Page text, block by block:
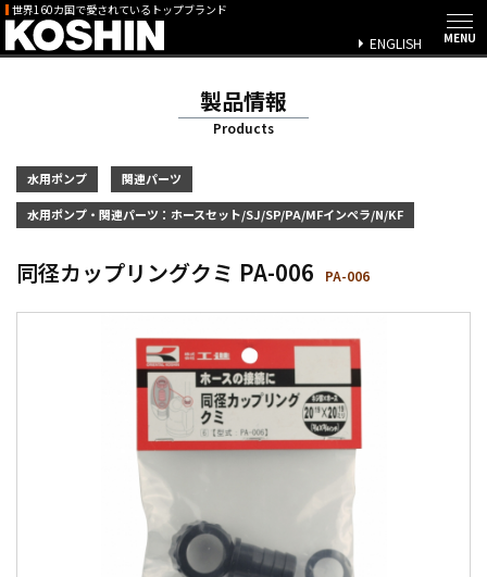
世界160カ国で愛されているトップブランド
ENGLISH
製品情報
Products
水用ポンプ 関連パーツ
水用ポンプ・関連パーツ：ホースセット/SJ/SP/PA/MFインペラ/N/KF
同径カップリングクミ PA-006 PA-006